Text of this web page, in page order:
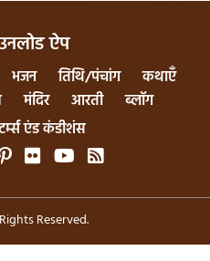
ऐप
भजन तिथि/पंचांग
कथाएँ
मंदिर आरती
ब्लॉग
एंड कंडीशंस
Reserved.